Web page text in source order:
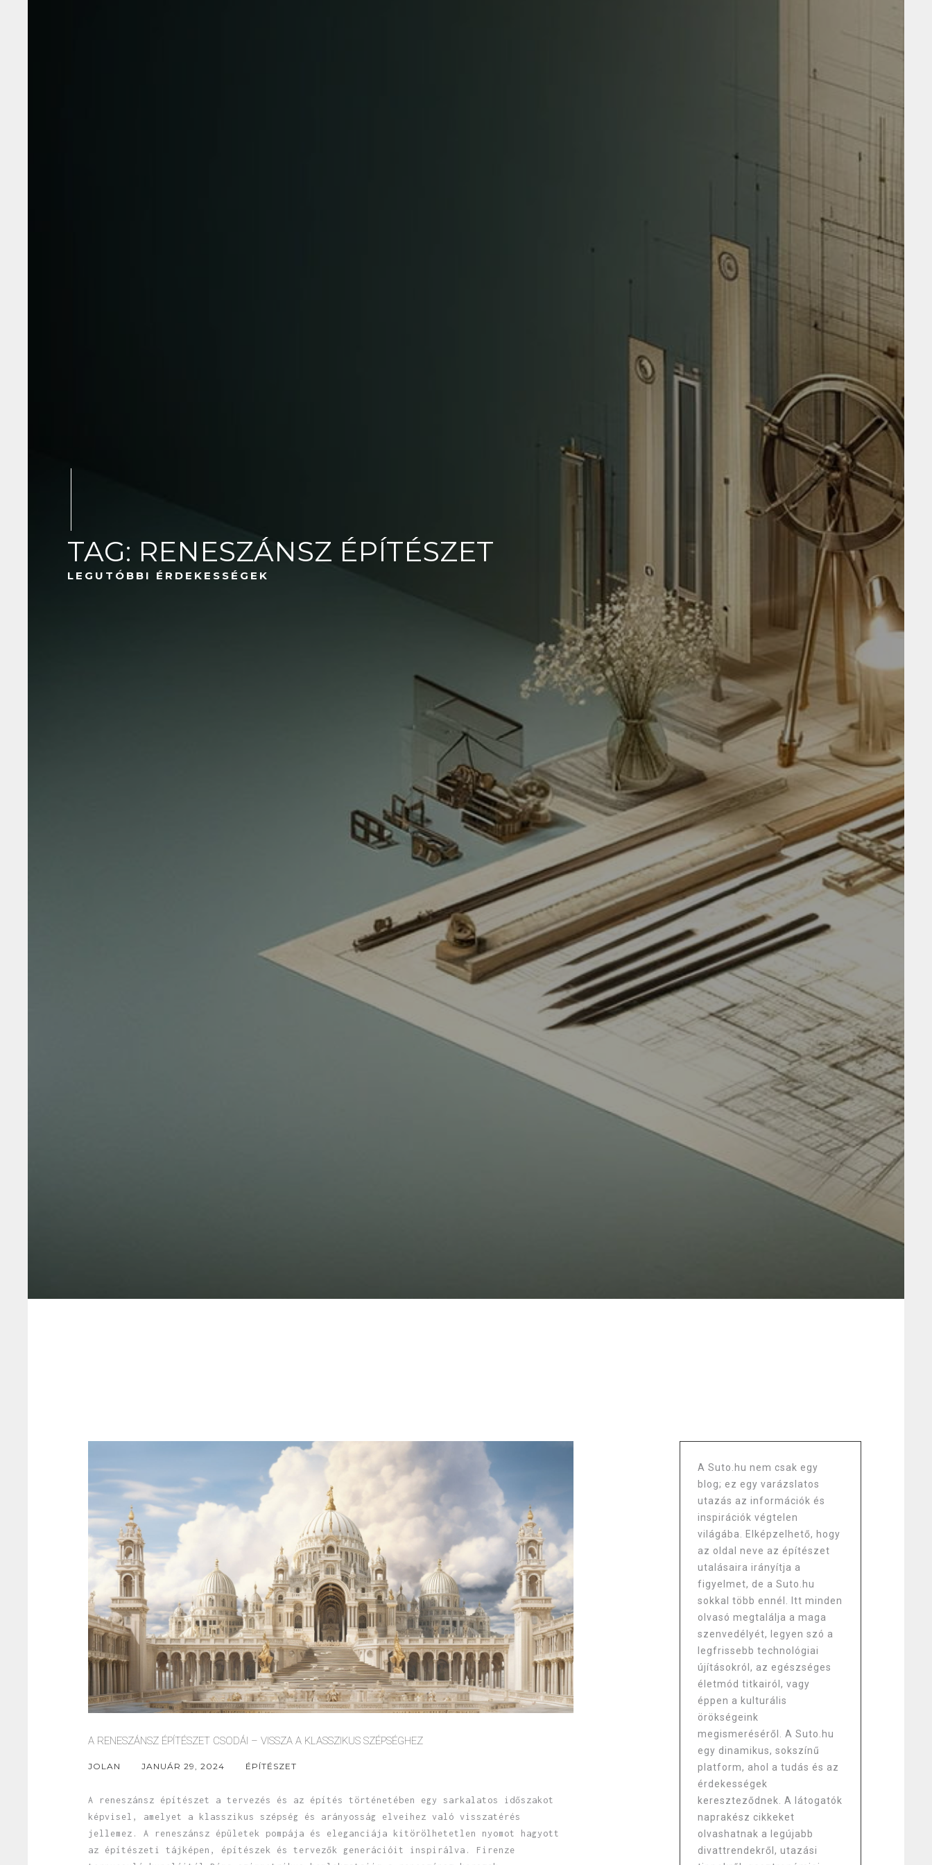
TAG: RENESZÁNSZ ÉPÍTÉSZET
LEGUTÓBBI ÉRDEKESSÉGEK
A RENESZÁNSZ ÉPÍTÉSZET CSODÁI – VISSZA A KLASSZIKUS SZÉPSÉGHEZ
JOLAN JANUÁR 29, 2024 ÉPÍTÉSZET
A reneszánsz építészet a tervezés és az építés történetében egy sarkalatos időszakot
képvisel, amelyet a klasszikus szépség és arányosság elveihez való visszatérés
jellemez. A reneszánsz épületek pompája és eleganciája kitörölhetetlen nyomot hagyott
az építészeti tájképen, építészek és tervezők generációit inspirálva. Firenze
A Suto.hu nem csak egy
blog; ez egy varázslatos
utazás az információk és
inspirációk végtelen
világába. Elképzelhető, hogy
az oldal neve az építészet
utalásaira irányítja a
figyelmet, de a Suto.hu
sokkal több ennél. Itt minden
olvasó megtalálja a maga
szenvedélyét, legyen szó a
legfrissebb technológiai
újításokról, az egészséges
életmód titkairól, vagy
éppen a kulturális
örökségeink
megismeréséről. A Suto.hu
egy dinamikus, sokszínű
platform, ahol a tudás és az
érdekességek
kereszteződnek. A látogatók
naprakész cikkeket
olvashatnak a legújabb
divattrendekről, utazási